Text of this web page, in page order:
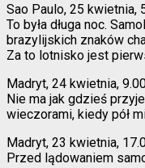
Sao Paulo, 25 kwietnia,
To była długa noc.
brazylijskich znaków
Za to lotnisko jest
Madryt, 24 kwietnia,
Nie ma jak gdzieś
wieczorami, kiedy pół
Madryt, 23 kwietnia,
Przed lądowaniem